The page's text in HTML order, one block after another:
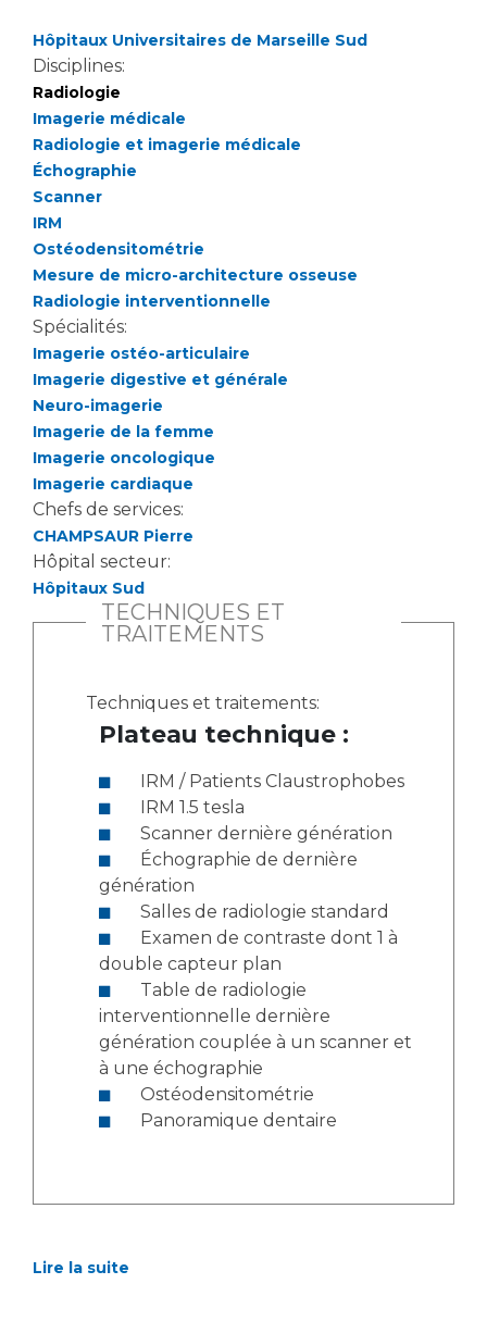
Hôpitaux Universitaires de Marseille Sud
Disciplines:
Radiologie
Imagerie médicale
Radiologie et imagerie médicale
Échographie
Scanner
IRM
Ostéodensitométrie
Mesure de micro-architecture osseuse
Radiologie interventionnelle
Spécialités:
Imagerie ostéo-articulaire
Imagerie digestive et générale
Neuro-imagerie
Imagerie de la femme
Imagerie oncologique
Imagerie cardiaque
Chefs de services:
CHAMPSAUR Pierre
Hôpital secteur:
Hôpitaux Sud
TECHNIQUES ET
TRAITEMENTS
Techniques et traitements:
Plateau technique :
IRM / Patients Claustrophobes
IRM 1.5 tesla
Scanner dernière génération
génération
Salles de radiologie standard
double capteur plan
interventionnelle dernière
génération couplée à un scanner et
à une échographie
Ostéodensitométrie
Panoramique dentaire
Lire la suite